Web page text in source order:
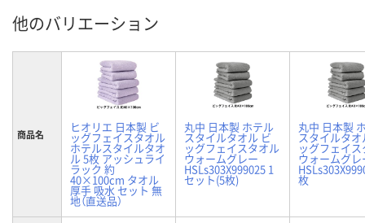
他のバリエーション
商品名 ヒオリエ 日本製 ビ
ッグフェイスタオル
ホテルスタイルタオ
ル 5枚 アッシュライ
ラック 約
40×100cm タオル
厚手 吸水 セット 無
地（直送品）
丸中 日本製 ホテル
スタイルタオル ビ
ッグフェイスタオル
ウォームグレー
HSLs303X999025 1
セット(5枚)
丸中 日本製
スタイルタオ
ッグフェイ
ウォームグレ
枚